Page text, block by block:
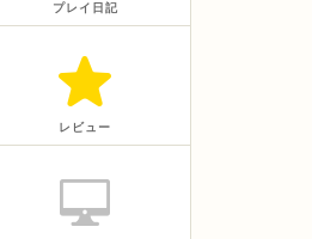
プレイ日記
レビュー